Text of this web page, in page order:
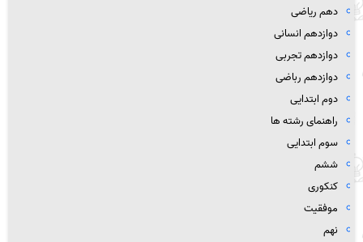
دهم ریاضی
دوازدهم انسانی
دوازدهم تجربی
دوازدهم رباضی
دوم ابتدایی
راهنمای رشته ها
سوم ابتدایی
ششم
کنکوری
موفقیت
نهم